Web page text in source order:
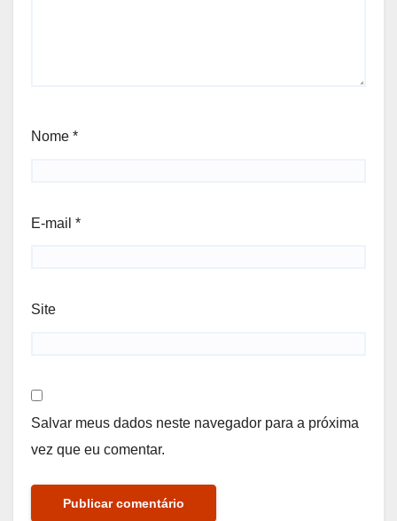
Nome *
E-mail *
Site
Salvar meus dados neste navegador para a próxima
vez que eu comentar.